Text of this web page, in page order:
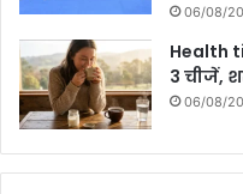
06/08/
Health
3 चीजें,
06/08/